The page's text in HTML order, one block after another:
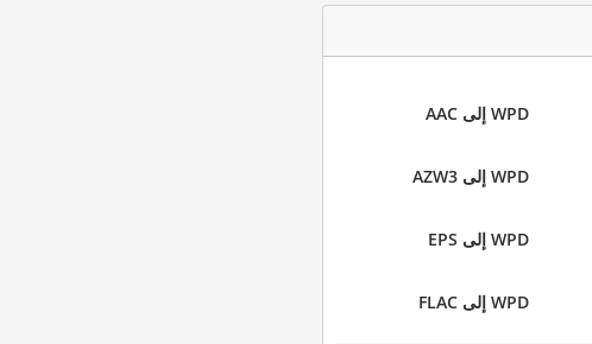
WPD إلى AAC
WPD إلى AZW3
WPD إلى EPS
WPD إلى FLAC